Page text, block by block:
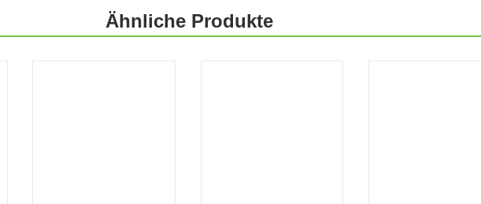
Ähnliche Produkte